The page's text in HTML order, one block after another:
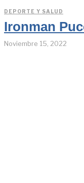
DEPORTE Y SALUD
Ironman
Noviembre 15, 2022